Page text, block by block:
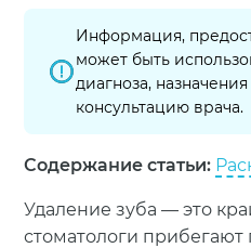
Информация,
может быть
диагноза,
консультацию врача.
Содержание статьи:
Удаление зуба — это
стоматологи